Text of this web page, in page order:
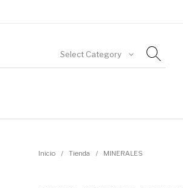
Select Category
Inicio / Tienda / MINERALES